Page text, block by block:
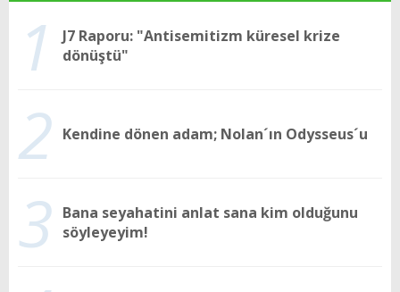
1
J7 Raporu: "Antisemitizm küresel krize
dönüştü"
2 Kendine dönen adam; Nolan´ın Odysseus´u
3 Bana seyahatini anlat sana kim olduğunu
söyleyeyim!